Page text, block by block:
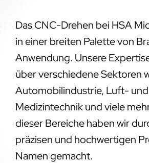
Das CNC-Drehen bei HSA
in einer breiten Palette von
Anwendung. Unsere
über verschiedene Sektoren
Automobilindustrie, Luft-
Medizintechnik und viele
dieser Bereiche haben wir
präzisen und hochwertigen
Namen gemacht.